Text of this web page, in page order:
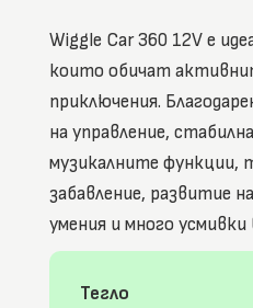
Wiggle Car 360 12V е
които обичат
приключения.
на управление,
музикалните функции,
забавление, развитие
умения и много усмивки
Тегло